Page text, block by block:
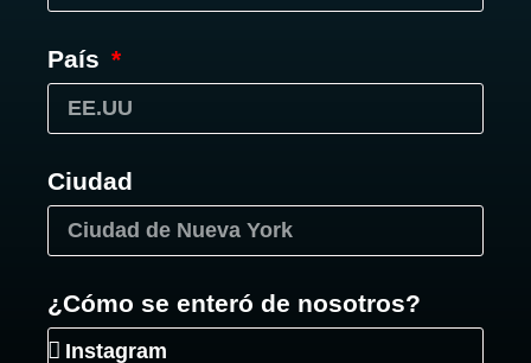
País
Ciudad
¿Cómo se enteró de nosotros?